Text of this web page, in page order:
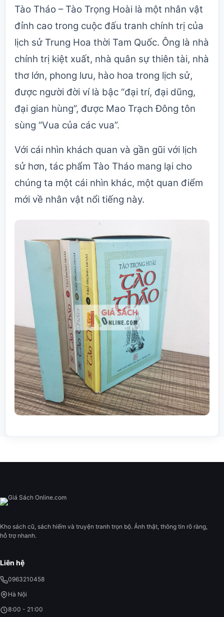
Tào Tháo – Tào Trọng Hoài là một nhân vật
đỉnh cao trong cuộc đấu tranh chính trị của
lịch sử Trung Hoa thời Tam Quốc. Ông là nhà
chính trị kiệt xuất, nhà quân sự thiên tài, nhà
thơ lớn, phong lưu, hào hoa trong lịch sử,
được người đời ví là bậc “đại trí, đại dũng,
đại gian hùng”, được Mao Trạch Đông tôn
sùng “Vua của các vua”.
Với cái nhìn khách quan và gần gũi với lịch
sử hơn, tác phẩm Tào Tháo mang lại cho
chúng ta một cái nhìn khác, một quan điểm
mới về nhân vật nổi tiếng này.
Kho sách cũ, sách hiếm và truyện tranh trọn bộ. Ảnh thật, thông tin rõ ràng,
hỗ trợ nhanh.
Liên hệ
0963210458
Hà Nội
8:00 - 21:00